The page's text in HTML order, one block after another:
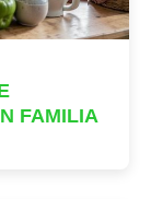
FAMILIA